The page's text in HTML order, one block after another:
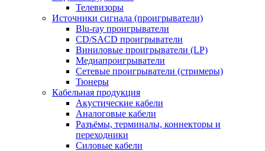
Телевизоры
Источники сигнала (проигрыватели)
Blu-ray проигрыватели
CD/SACD проигрыватели
Виниловые проигрыватели (LP)
Медиапроигрыватели
Сетевые проигрыватели (стримеры)
Тюнеры
Кабельная продукция
Акустические кабели
Аналоговые кабели
Разъёмы, терминалы, коннекторы и
переходники
Силовые кабели